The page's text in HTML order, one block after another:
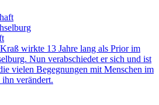
wirkte 13 Jahre lang als Prior im
Nun verabschiedet er sich und ist
vielen Begegnungen mit Menschen im
verändert.